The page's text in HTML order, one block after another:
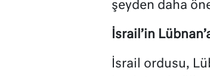
şeyden daha
İsrail’in
İsrail ordusu,